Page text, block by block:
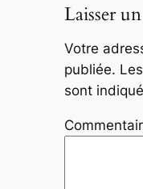
Laisser
Votre
publiée.
sont